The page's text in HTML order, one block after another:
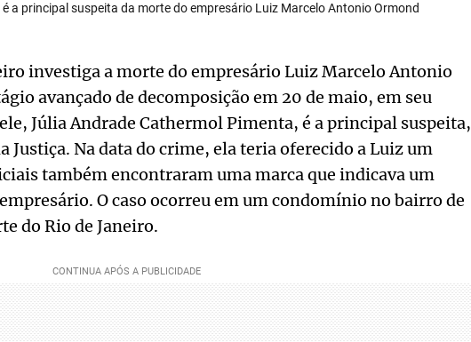
a principal suspeita da morte do empresário Luiz Marcelo Antonio Ormond
investiga a morte do empresário Luiz Marcelo Antonio
avançado de decomposição em 20 de maio, em seu
Júlia Andrade Cathermol Pimenta, é a principal suspeita,
Justiça. Na data do crime, ela teria oferecido a Luiz um
também encontraram uma marca que indicava um
O caso ocorreu em um condomínio no bairro de
do Rio de Janeiro.